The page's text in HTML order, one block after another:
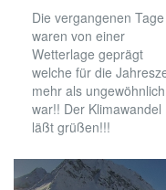
Die vergangenen Tage
waren von einer
Wetterlage geprägt
welche für die
mehr als ungewöhnlich
war!! Der Klimawandel
läßt grüßen!!!